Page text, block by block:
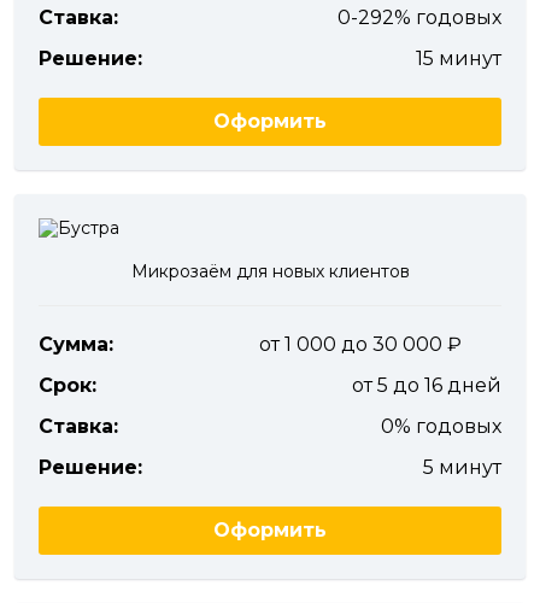
Ставка:
0-292% годовых
Решение:
15 минут
Оформить
Микрозаём для новых клиентов
Сумма:
от 1 000 до 30 000
Срок:
от 5 до 16 дней
Ставка:
0% годовых
Решение:
5 минут
Оформить